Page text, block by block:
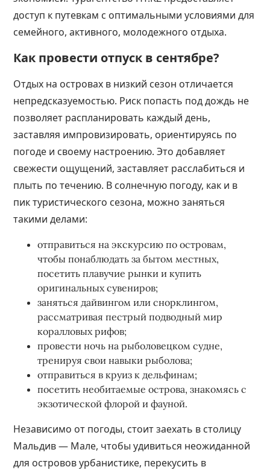
доступ к путевкам с оптимальными условиями для
семейного, активного, молодежного отдыха.
Как провести отпуск в сентябре?
Отдых на островах в низкий сезон отличается
непредсказуемостью. Риск попасть под дождь не
позволяет распланировать каждый день,
заставляя импровизировать, ориентируясь по
погоде и своему настроению. Это добавляет
свежести ощущений, заставляет расслабиться и
плыть по течению. В солнечную погоду, как и в
пик туристического сезона, можно заняться
такими делами:
отправиться на экскурсию по островам,
чтобы понаблюдать за бытом местных,
посетить плавучие рынки и купить
оригинальных сувениров;
заняться дайвингом или снорклингом,
рассматривая пестрый подводный мир
коралловых рифов;
провести ночь на рыболовецком судне,
тренируя свои навыки рыболова;
отправиться в круиз к дельфинам;
посетить необитаемые острова, знакомясь с
экзотической флорой и фауной.
Независимо от погоды, стоит заехать в столицу
Мальдив — Мале, чтобы удивиться неожиданной
для островов урбанистике, перекусить в